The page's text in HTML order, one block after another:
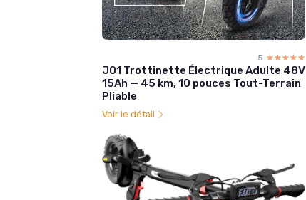
5 ☆☆☆☆☆
★★★★★
J01 Trottinette Électrique Adulte 48V
15Ah — 45 km, 10 pouces Tout-Terrain
Pliable
Voir le détail